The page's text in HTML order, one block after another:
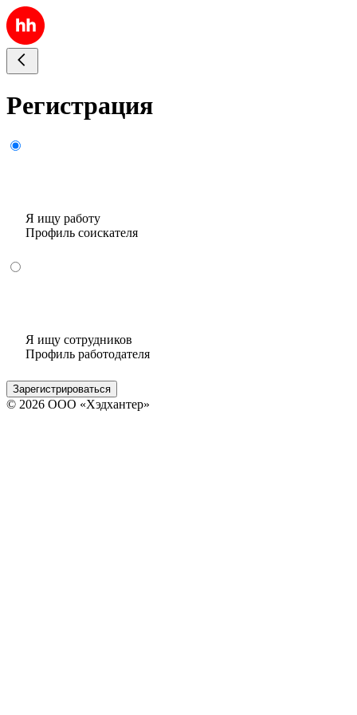
Регистрация
Я ищу работу
Профиль соискателя
Я ищу сотрудников
Профиль работодателя
Зарегистрироваться
© 2026 ООО «Хэдхантер»